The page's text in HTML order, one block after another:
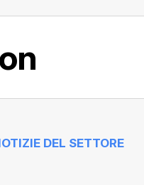
DEL SETTORE